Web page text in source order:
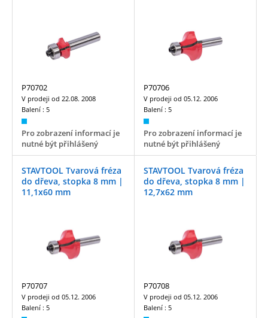
P70702
V prodeji od 22.08. 2008
Balení : 5
Pro zobrazení informací je
nutné být přihlášený
P70706
V prodeji od 05.12. 2006
Balení : 5
Pro zobrazení informací je
nutné být přihlášený
STAVTOOL Tvarová fréza
do dřeva, stopka 8 mm |
11,1x60 mm
P70707
V prodeji od 05.12. 2006
Balení : 5
STAVTOOL Tvarová fréza
do dřeva, stopka 8 mm |
12,7x62 mm
P70708
V prodeji od 05.12. 2006
Balení : 5